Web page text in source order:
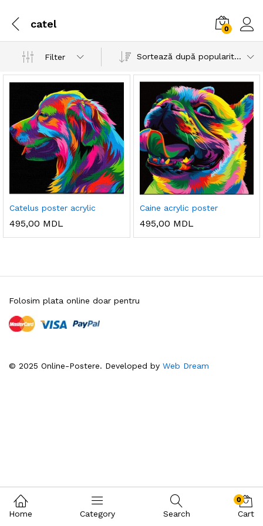
catel 0
Filter Sortează după popularitatea vânzărilor
Catelus poster acrylic
495,00 MDL
Caine acrylic poster
495,00 MDL
© 2025 Online-Postere. Developed by Web Dream
Folosim plata online doar pentru
Home Category Search
0
Cart